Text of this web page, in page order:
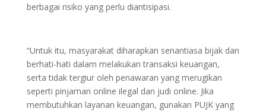
berbagai risiko yang perlu diantisipasi.
“Untuk itu, masyarakat diharapkan senantiasa bijak dan
berhati-hati dalam melakukan transaksi keuangan,
serta tidak tergiur oleh penawaran yang merugikan
seperti pinjaman online ilegal dan judi online. Jika
membutuhkan layanan keuangan, gunakan PUJK yang